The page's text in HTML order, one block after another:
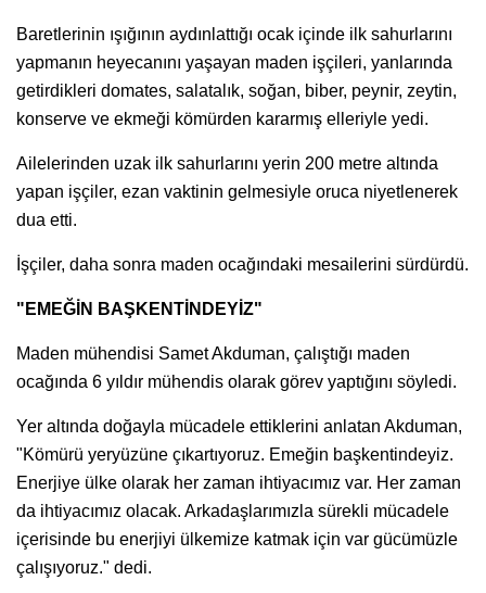
Baretlerinin ışığının aydınlattığı ocak içinde ilk sahurlarını
yapmanın heyecanını yaşayan maden işçileri, yanlarında
getirdikleri domates, salatalık, soğan, biber, peynir, zeytin,
konserve ve ekmeği kömürden kararmış elleriyle yedi.
Ailelerinden uzak ilk sahurlarını yerin 200 metre altında
yapan işçiler, ezan vaktinin gelmesiyle oruca niyetlenerek
dua etti.
İşçiler, daha sonra maden ocağındaki mesailerini sürdürdü.
"EMEĞİN BAŞKENTİNDEYİZ"
Maden mühendisi Samet Akduman, çalıştığı maden
ocağında 6 yıldır mühendis olarak görev yaptığını söyledi.
Yer altında doğayla mücadele ettiklerini anlatan Akduman,
"Kömürü yeryüzüne çıkartıyoruz. Emeğin başkentindeyiz.
Enerjiye ülke olarak her zaman ihtiyacımız var. Her zaman
da ihtiyacımız olacak. Arkadaşlarımızla sürekli mücadele
içerisinde bu enerjiyi ülkemize katmak için var gücümüzle
çalışıyoruz." dedi.